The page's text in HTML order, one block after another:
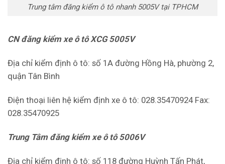
Trung tâm đăng kiểm ô tô nhanh 5005V tại TPHCM
CN đăng kiểm xe ô tô XCG 5005V
Địa chỉ kiểm định ô tô: số 1A đường Hồng Hà, phường 2,
quận Tân Bình
Điện thoại liên hệ kiểm định xe ô tô: 028.35470924 Fax:
028.35470925
Trung Tâm đăng kiểm xe ô tô 5006V
Địa chỉ kiểm định ô tô: số 118 đường Huỳnh Tấn Phát,